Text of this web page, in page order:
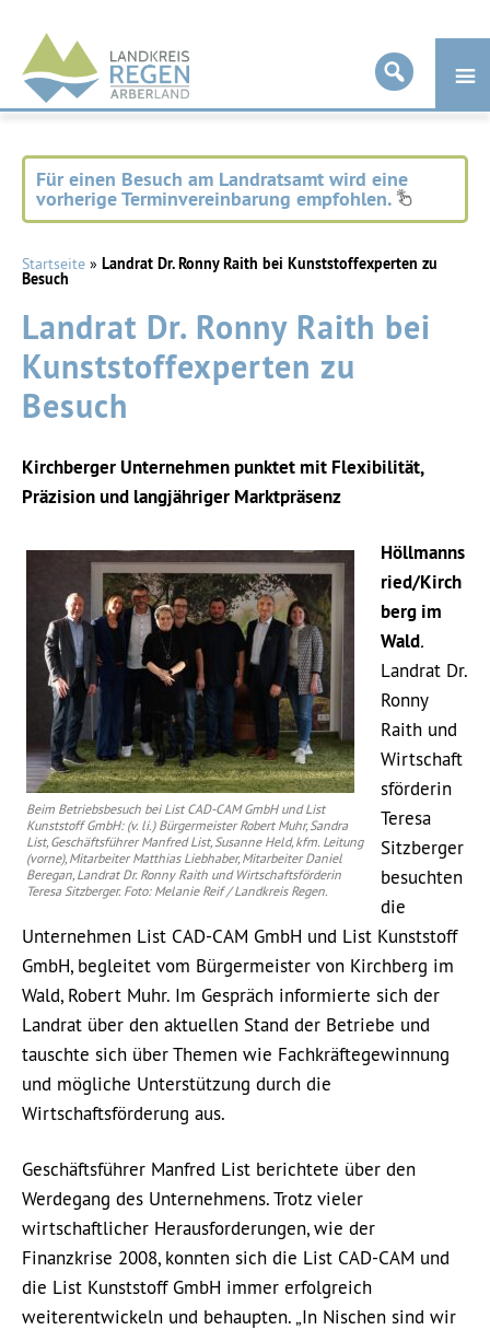
Landkreis
Regen
Für einen Besuch am Landratsamt wird eine
vorherige Terminvereinbarung empfohlen.
Startseite » Landrat Dr. Ronny Raith bei Kunststoffexperten zu
Besuch
Landrat Dr. Ronny Raith bei
Kunststoffexperten zu
Besuch
Kirchberger Unternehmen punktet mit Flexibilität,
Präzision und langjähriger Marktpräsenz
Beim Betriebsbesuch bei List CAD-CAM GmbH und List
Kunststoff GmbH: (v. li.) Bürgermeister Robert Muhr, Sandra
List, Geschäftsführer Manfred List, Susanne Held, kfm. Leitung
(vorne), Mitarbeiter Matthias Liebhaber, Mitarbeiter Daniel
Beregan, Landrat Dr. Ronny Raith und Wirtschaftsförderin
Teresa Sitzberger. Foto: Melanie Reif / Landkreis Regen.
Höllmanns
ried/Kirch
berg im
Wald.
Landrat Dr.
Ronny
Raith und
Wirtschaft
sförderin
Teresa
Sitzberger
besuchten
die
Unternehmen List CAD-CAM GmbH und List Kunststoff
GmbH, begleitet vom Bürgermeister von Kirchberg im
Wald, Robert Muhr. Im Gespräch informierte sich der
Landrat über den aktuellen Stand der Betriebe und
tauschte sich über Themen wie Fachkräftegewinnung
und mögliche Unterstützung durch die
Wirtschaftsförderung aus.
Geschäftsführer Manfred List berichtete über den
Werdegang des Unternehmens. Trotz vieler
wirtschaftlicher Herausforderungen, wie der
Finanzkrise 2008, konnten sich die List CAD-CAM und
die List Kunststoff GmbH immer erfolgreich
weiterentwickeln und behaupten. „In Nischen sind wir